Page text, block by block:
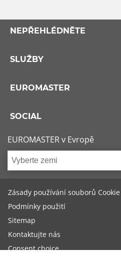
NEPŘEHLÉDNĚTE
SLUŽBY
EUROMASTER
SOCIAL
EUROMASTER v Evropě
Vyberte zemi
Zásady používání souborů Cookie
Podmínky použití
Sitemap
Kontaktujte nás
Consent choice